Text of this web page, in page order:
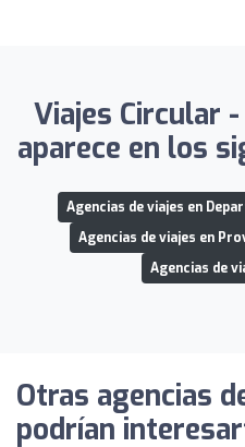
Viajes Circular
aparece en los
Agencias de viajes en
Agencias de viajes en
Agencias de
Otras agencias
podrían